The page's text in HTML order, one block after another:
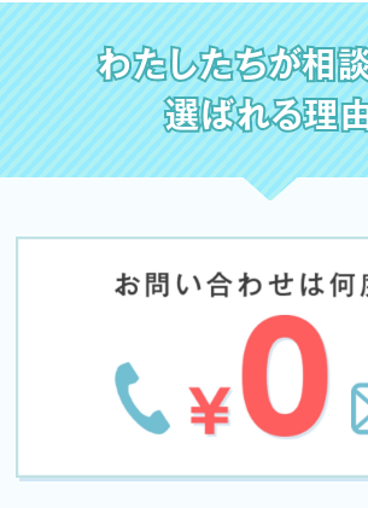
わたしたちが相
選ばれる理